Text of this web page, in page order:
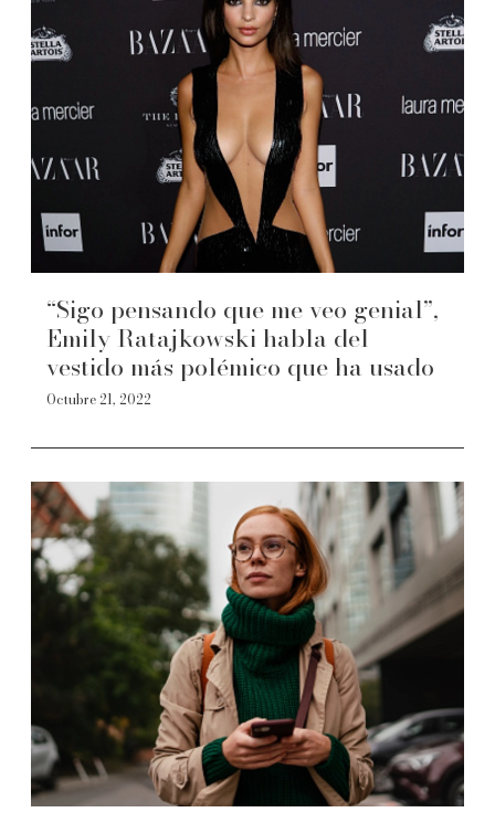
“Sigo pensando que me veo genial”,
Emily Ratajkowski habla del
vestido más polémico que ha usado
Octubre 21, 2022